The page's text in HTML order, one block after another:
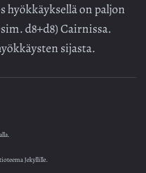
hyökkäyksellä on paljon
d8+d8) Cairnissa.
sijasta.
Jekyllille.